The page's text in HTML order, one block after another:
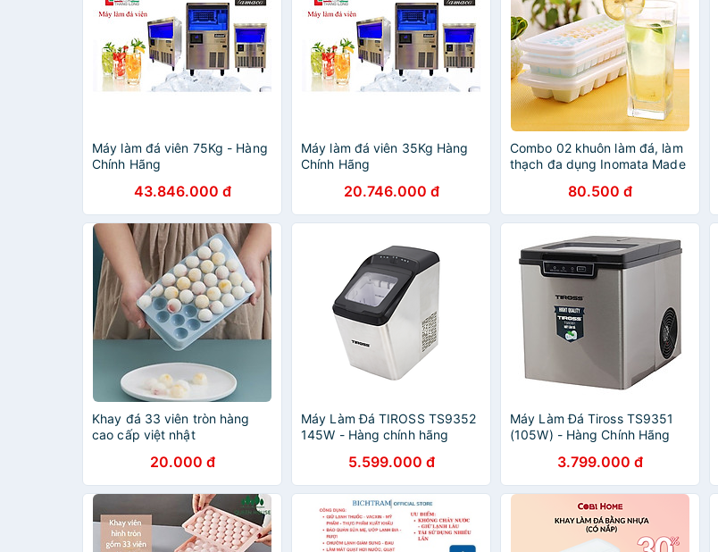
Máy làm đá viên 75Kg - Hàng
Chính Hãng
43.846.000 đ
Máy làm đá viên 35Kg Hàng
Chính Hãng
20.746.000 đ
Combo 02 khuôn làm đá, làm
thạch đa dụng Inomata Made
80.500 đ
Khay đá 33 viên tròn hàng
cao cấp việt nhật
20.000 đ
Máy Làm Đá TIROSS TS9352
145W - Hàng chính hãng
5.599.000 đ
Máy Làm Đá Tiross TS9351
(105W) - Hàng Chính Hãng
3.799.000 đ